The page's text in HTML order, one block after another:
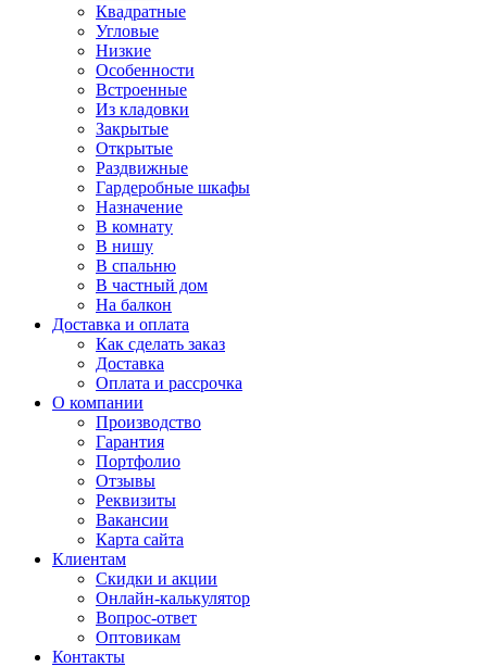
Квадратные
Угловые
Низкие
Особенности
Встроенные
Из кладовки
Закрытые
Открытые
Раздвижные
Гардеробные шкафы
Назначение
В комнату
В нишу
В спальню
В частный дом
На балкон
Доставка и оплата
Как сделать заказ
Доставка
Оплата и рассрочка
О компании
Производство
Гарантия
Портфолио
Отзывы
Реквизиты
Вакансии
Карта сайта
Клиентам
Скидки и акции
Онлайн-калькулятор
Вопрос-ответ
Оптовикам
Контакты